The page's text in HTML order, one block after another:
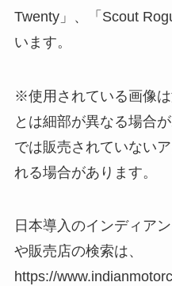
Twenty」、「Scout
います。
※使用されている画像
とは細部が異なる場合
では販売されていない
れる場合があります。
日本導入のインディア
や販売店の検索は、
https://